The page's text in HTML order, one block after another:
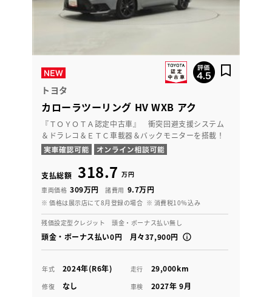
トヨタ
カローラツーリング HV WXB アク
『ＴＯＹＯＴＡ認定中古車』 衝突回避支援システム
＆ドラレコ＆ＥＴＣ車載器＆バックモニターを搭載！
支払総額 318.7 万円
車両価格 309万円 諸費用 9.7万円
※ 価格は展示店にて8月登録の場合 ※ 消費税10％込み
残価設定型クレジット 頭金・ボーナス払い無し
頭金・ボーナス払い0円 月々37,900円
年式 2024年(R6年) 走行 29,000km
修復 なし 車検 2027年 9月